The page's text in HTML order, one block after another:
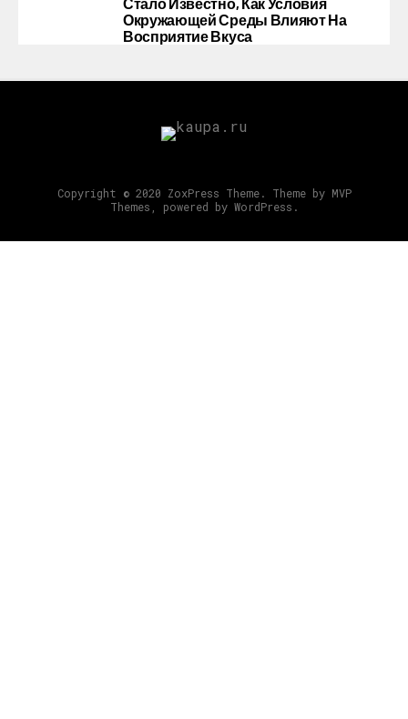
Окружающей Среды Влияют На
Восприятие Вкуса
Copyright © 2020 ZoxPress Theme. Theme by MVP
Themes, powered by WordPress.